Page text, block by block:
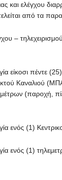
και ελέγχου
από τα
–
είκοσι πέντε
Καναλιού
(παροχή,
ενός (1)
ενός (1)